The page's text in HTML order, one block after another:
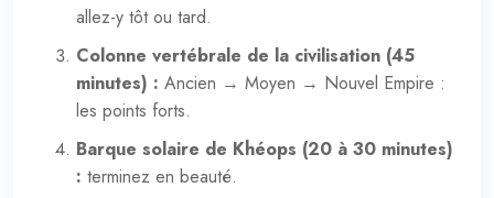
allez-y tôt ou tard.
Colonne vertébrale de la civilisation (45
minutes) : Ancien → Moyen → Nouvel Empire :
les points forts.
Barque solaire de Khéops (20 à 30 minutes)
: terminez en beauté.